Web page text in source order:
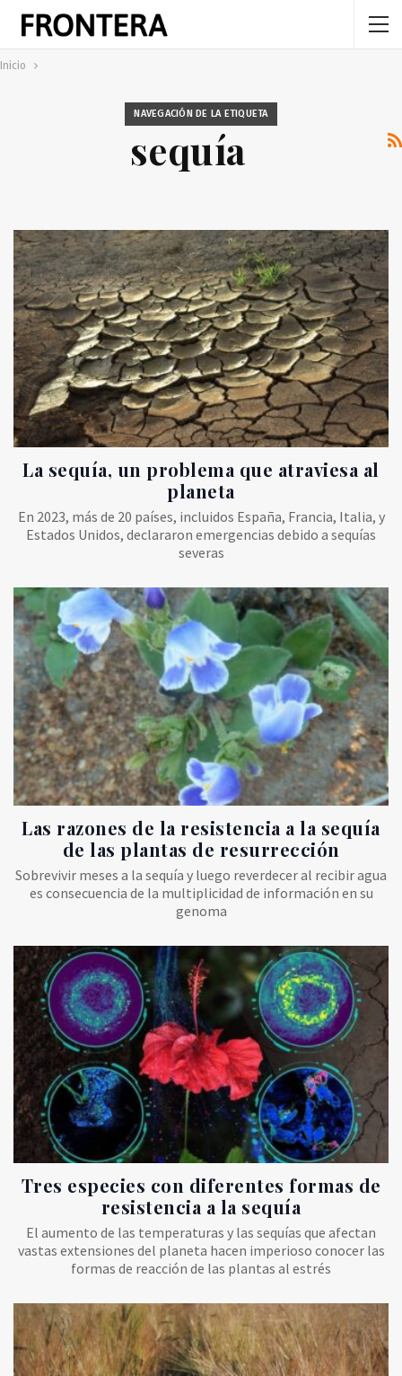
Inicio
NAVEGACIÓN DE LA ETIQUETA
sequía
La sequía, un problema que atraviesa al
planeta
En 2023, más de 20 países, incluidos España, Francia, Italia, y
Estados Unidos, declararon emergencias debido a sequías
severas
Las razones de la resistencia a la sequía
de las plantas de resurrección
Sobrevivir meses a la sequía y luego reverdecer al recibir agua
es consecuencia de la multiplicidad de información en su
genoma
Tres especies con diferentes formas de
resistencia a la sequía
El aumento de las temperaturas y las sequías que afectan
vastas extensiones del planeta hacen imperioso conocer las
formas de reacción de las plantas al estrés